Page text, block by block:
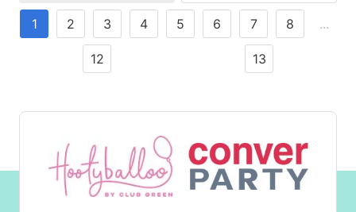
1 2 3 4 5 6 7 8 ...
12 13